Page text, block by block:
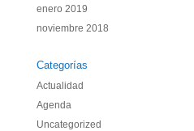
enero 2019
noviembre 2018
Categorías
Actualidad
Agenda
Uncategorized